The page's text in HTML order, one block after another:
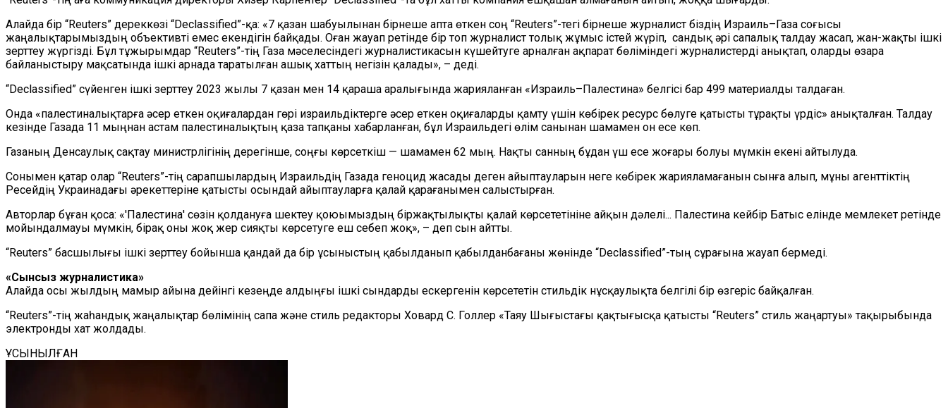
Алайда бір “Reuters” дереккөзі “Declassified”-қа: «7 қазан шабуылынан бірнеше апта өткен соң “Reuters”-тегі бірнеше журналист біздің Израиль–Газа соғысы
жаңалықтарымыздың объективті емес екендігін байқады. Оған жауап ретінде бір топ журналист толық жұмыс істей жүріп, сандық әрі сапалық талдау жасап, жан-жақты ішкі
зерттеу жүргізді. Бұл тұжырымдар “Reuters”-тің Газа мәселесіндегі журналистикасын күшейтуге арналған ақпарат бөліміндегі журналистерді анықтап, оларды өзара
байланыстыру мақсатында ішкі арнада таратылған ашық хаттың негізін қалады», – деді.
“Declassified” сүйенген ішкі зерттеу 2023 жылы 7 қазан мен 14 қараша аралығында жарияланған «Израиль–Палестина» белгісі бар 499 материалды талдаған.
Онда «палестиналықтарға әсер еткен оқиғалардан гөрі израильдіктерге әсер еткен оқиғаларды қамту үшін көбірек ресурс бөлуге қатысты тұрақты үрдіс» анықталған. Талдау
кезінде Газада 11 мыңнан астам палестиналықтың қаза тапқаны хабарланған, бұл Израильдегі өлім санынан шамамен он есе көп.
Газаның Денсаулық сақтау министрлігінің дерегінше, соңғы көрсеткіш — шамамен 62 мың. Нақты санның бұдан үш есе жоғары болуы мүмкін екені айтылуда.
Сонымен қатар олар “Reuters”-тің сарапшылардың Израильдің Газада геноцид жасады деген айыптауларын неге көбірек жарияламағанын сынға алып, мұны агенттіктің
Ресейдің Украинадағы әрекеттеріне қатысты осындай айыптауларға қалай қарағанымен салыстырған.
Авторлар бұған қоса: «'Палестина' сөзін қолдануға шектеу қоюымыздың біржақтылықты қалай көрсететініне айқын дәлелі... Палестина кейбір Батыс елінде мемлекет ретінде
мойындалмауы мүмкін, бірақ оны жоқ жер сияқты көрсетуге еш себеп жоқ», – деп сын айтты.
“Reuters” басшылығы ішкі зерттеу бойынша қандай да бір ұсыныстың қабылданып қабылданбағаны жөнінде “Declassified”-тың сұрағына жауап бермеді.
«Сынсыз журналистика»
Алайда осы жылдың мамыр айына дейінгі кезеңде алдыңғы ішкі сындарды ескергенін көрсететін стильдік нұсқаулықта белгілі бір өзгеріс байқалған.
“Reuters”-тің жаһандық жаңалықтар бөлімінің сапа және стиль редакторы Ховард С. Голлер «Таяу Шығыстағы қақтығысқа қатысты “Reuters” стиль жаңартуы» тақырыбында
электронды хат жолдады.
ҰСЫНЫЛҒАН